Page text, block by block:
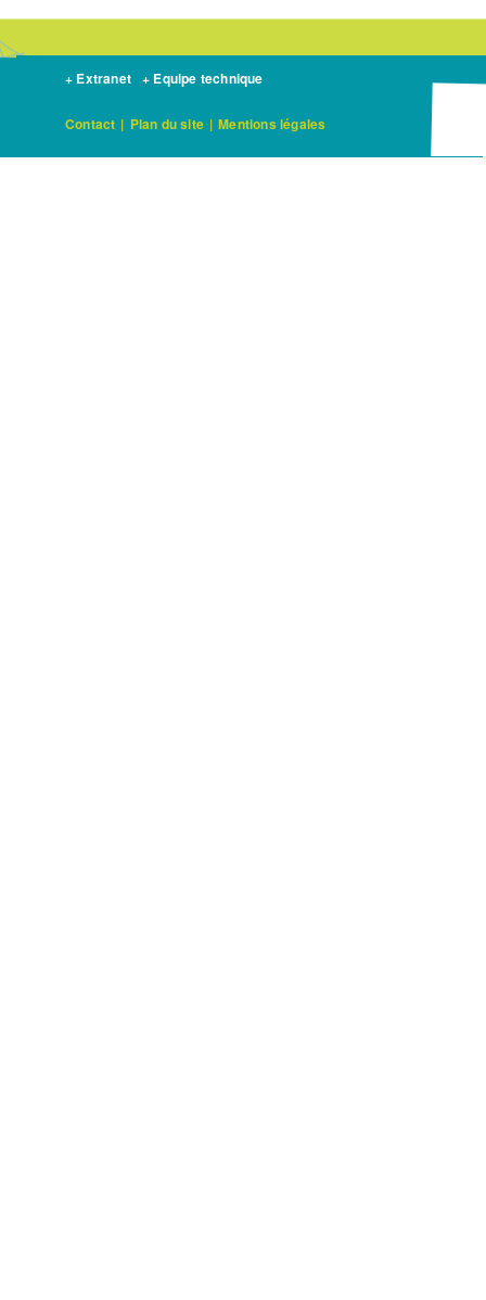
+ Extranet + Equipe technique
Contact | Plan du site | Mentions légales